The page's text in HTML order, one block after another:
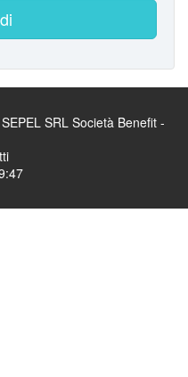
SRL Società Benefit -